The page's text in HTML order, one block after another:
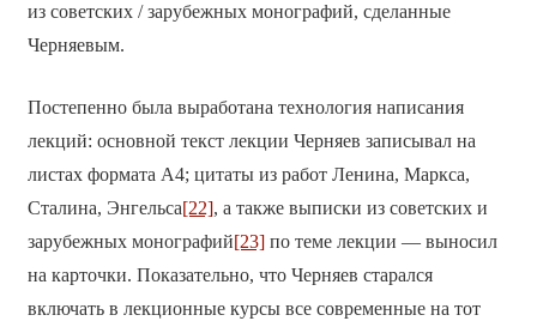
из советских / зарубежных монографий, сделанные
Черняевым.
Постепенно была выработана технология написания
лекций: основной текст лекции Черняев записывал на
листах формата А4; цитаты из работ Ленина, Маркса,
Сталина, Энгельса[22], а также выписки из советских и
зарубежных монографий[23]по теме лекции — выносил
на карточки. Показательно, что Черняев старался
включать в лекционные курсы все современные на тот